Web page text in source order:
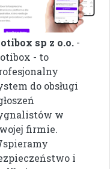
sp z o.o. -
- to
do obsługi
w
firmie.
i